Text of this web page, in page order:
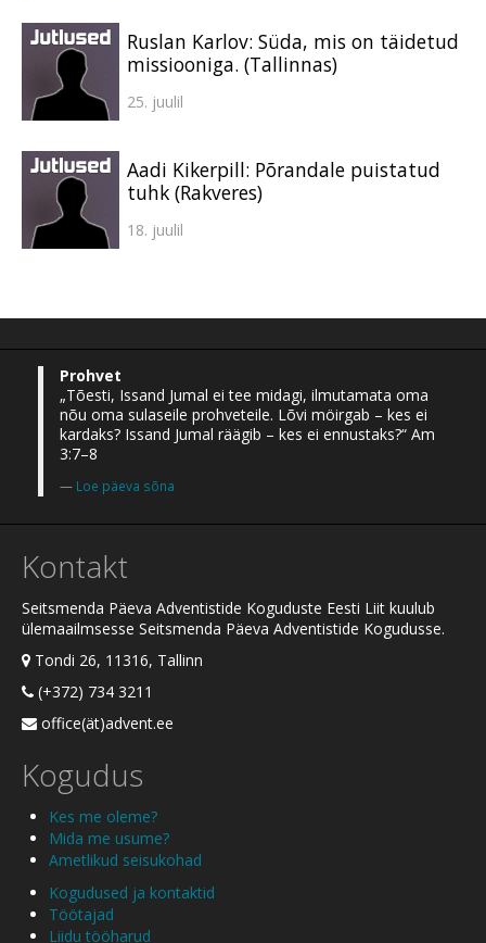
Ruslan Karlov: Süda, mis on täidetud
missiooniga. (Tallinnas)
25. juulil
Aadi Kikerpill: Põrandale puistatud
tuhk (Rakveres)
18. juulil
Prohvet
„Tõesti, Issand Jumal ei tee midagi, ilmutamata oma
nõu oma sulaseile prohveteile. Lõvi möirgab – kes ei
kardaks? Issand Jumal räägib – kes ei ennustaks?“ Am
3:7–8
Loe päeva sõna
Kontakt
Seitsmenda Päeva Adventistide Koguduste Eesti Liit kuulub
ülemaailmsesse Seitsmenda Päeva Adventistide Kogudusse.
Tondi 26, 11316, Tallinn
(+372) 734 3211
office(ät)advent.ee
Kogudus
Kes me oleme?
Mida me usume?
Ametlikud seisukohad
Kogudused ja kontaktid
Töötajad
Liidu tööharud